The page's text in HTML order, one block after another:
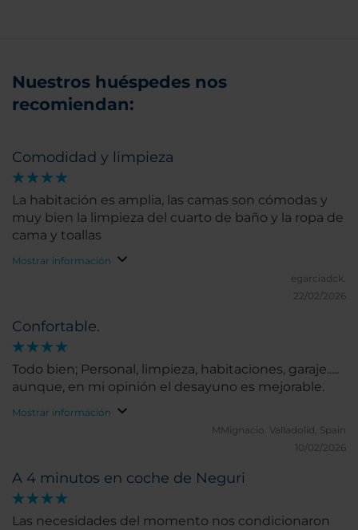
Nuestros huéspedes nos
recomiendan:
Comodidad y limpieza
La habitación es amplia, las camas son cómodas y
muy bien la limpieza del cuarto de baño y la ropa de
cama y toallas
Mostrar información
egarciadck.
22/02/2026
Confortable.
Todo bien; Personal, limpieza, habitaciones, garaje.....
aunque, en mi opinión el desayuno es mejorable.
Mostrar información
MMignacio. Valladolid, Spain
10/02/2026
A 4 minutos en coche de Neguri
Las necesidades del momento nos condicionaron